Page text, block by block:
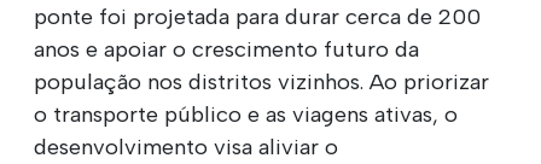
ponte foi projetada para durar cerca de 200
anos e apoiar o crescimento futuro da
população nos distritos vizinhos. Ao priorizar
o transporte público e as viagens ativas, o
desenvolvimento visa aliviar o